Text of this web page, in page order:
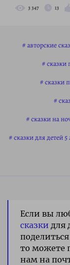
3 347 13
авторские
сказки
сказки на
сказки для детей 5
Если вы
сказки для
то можете
нам на